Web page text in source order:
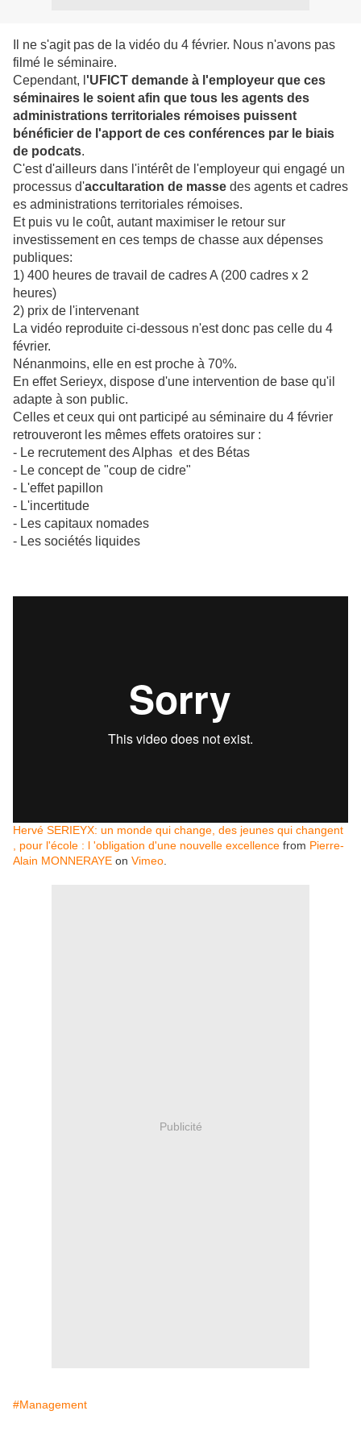
Il ne s'agit pas de la vidéo du 4 février. Nous n'avons pas
filmé le séminaire.
Cependant, l 'UFICT demande à l'employeur que ces
séminaires le soient afin que tous les agents des
administrations territoriales rémoises puissent
bénéficier de l'apport de ces conférences par le biais
de podcats.
C'est d'ailleurs dans l'intérêt de l'employeur qui engagé un
processus d'accultaration de masse des agents et cadres
es administrations territoriales rémoises.
Et puis vu le coût, autant maximiser le retour sur
investissement en ces temps de chasse aux dépenses
publiques:
1) 400 heures de travail de cadres A (200 cadres x 2
heures)
2) prix de l'intervenant
La vidéo reproduite ci-dessous n'est donc pas celle du 4
février.
Nénanmoins, elle en est proche à 70%.
En effet Serieyx, dispose d'une intervention de base qu'il
adapte à son public.
Celles et ceux qui ont participé au séminaire du 4 février
retrouveront les mêmes effets oratoires sur :
- Le recrutement des Alphas et des Bétas
- Le concept de "coup de cidre"
- L'effet papillon
- L'incertitude
- Les capitaux nomades
- Les sociétés liquides
Hervé SERIEYX: un monde qui change, des jeunes qui changent
, pour l'école : l 'obligation d'une nouvelle excellence from Pierre-
Alain MONNERAYE on Vimeo
Publicité
#Management